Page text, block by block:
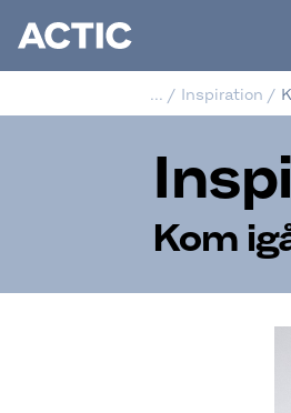
... / Inspiration /
Kom